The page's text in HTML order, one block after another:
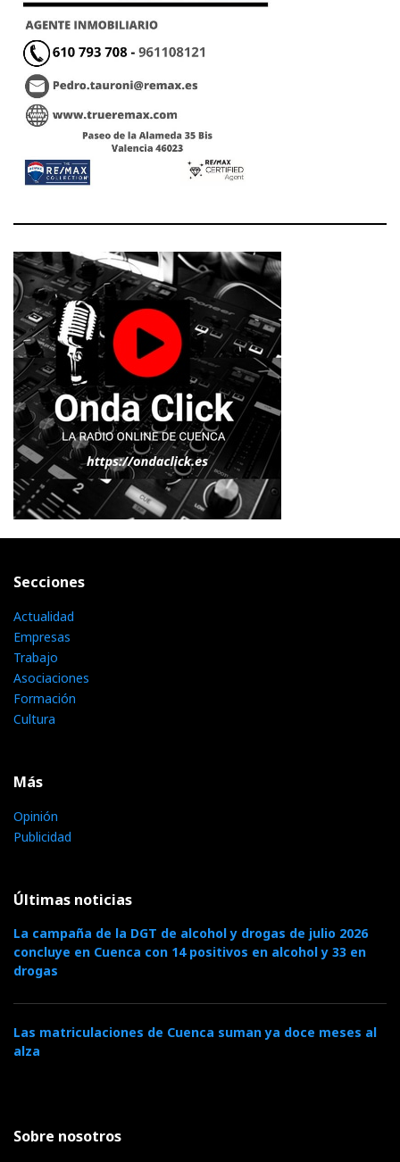
Secciones
Actualidad
Empresas
Trabajo
Asociaciones
Formación
Cultura
Más
Opinión
Publicidad
Últimas noticias
La campaña de la DGT de alcohol y drogas de julio 2026
concluye en Cuenca con 14 positivos en alcohol y 33 en
drogas
Las matriculaciones de Cuenca suman ya doce meses al
alza
Sobre nosotros